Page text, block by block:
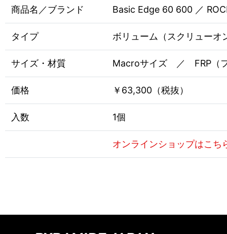
商品名／ブランド Basic Edge 60 600 ／
タイプ ボリューム（スクリューオ
サイズ・材質 Macroサイズ ／ FRP（
価格 ￥63,300（税抜）
入数 1個
オンラインショップはこち